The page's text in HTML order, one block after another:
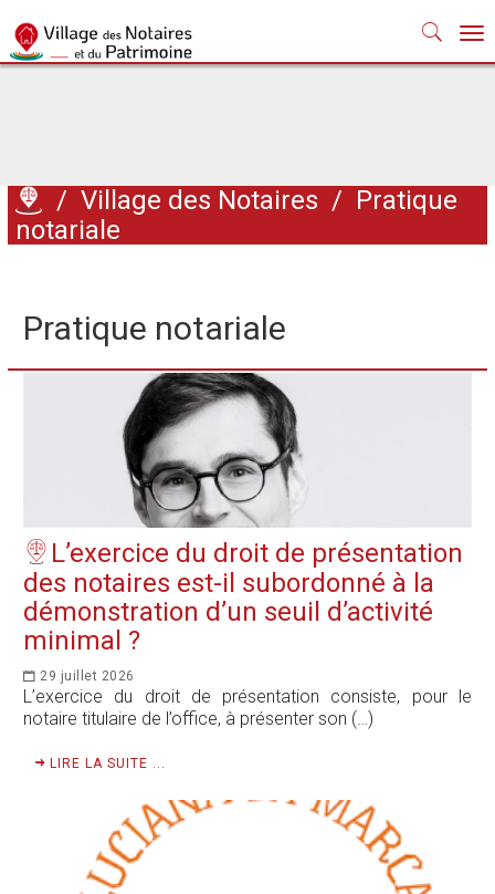
/ Village des Notaires / Pratique
notariale
Pratique notariale
L’exercice du droit de présentation
des notaires est-il subordonné à la
démonstration d’un seuil d’activité
minimal ?
29 juillet 2026
L’exercice du droit de présentation consiste, pour le
notaire titulaire de l’office, à présenter son (…)
LIRE LA SUITE ...